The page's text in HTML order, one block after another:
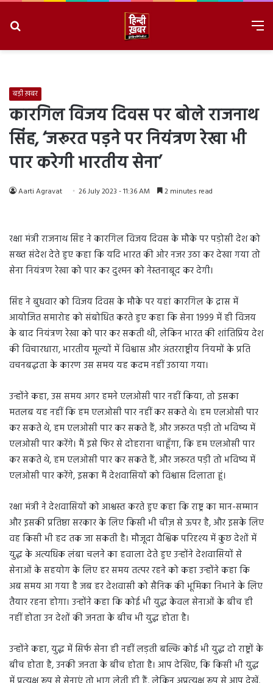
बड़ी ख़बर
कारगिल विजय दिवस पर बोले राजनाथ
सिंह, ‘जरूरत पड़ने पर नियंत्रण रेखा भी
पार करेगी भारतीय सेना’
Aarti Agravat 26 July 2023 - 11:36 AM 2 minutes read
रक्षा मंत्री राजनाथ सिंह ने कारगिल विजय दिवस के मौके पर पड़ोसी देश को
सख्त संदेश देते हुए कहा कि यदि भारत की ओर नजर उठा कर देखा गया तो
सेना नियंत्रण रेखा को पार कर दुश्मन को नेस्तनाबूद कर देगी।
सिंह ने बुधवार को विजय दिवस के मौके पर यहां कारगिल के द्रास में
आयोजित समारोह को संबोधित करते हुए कहा कि सेना 1999 में ही विजय
के बाद नियंत्रण रेखा को पार कर सकती थी, लेकिन भारत की शांतिप्रिय देश
की विचारधारा, भारतीय मूल्यों में विश्वास और अंतरराष्ट्रीय नियमों के प्रति
वचनबद्धता के कारण उस समय यह कदम नहीं उठाया गया।
उन्होंने कहा, उस समय अगर हमने एलओसी पार नहीं किया, तो इसका
मतलब यह नहीं कि हम एलओसी पार नहीं कर सकते थे। हम एलओसी पार
कर सकते थे, हम एलओसी पार कर सकते हैं, और जरूरत पड़ी तो भविष्य में
एलओसी पार करेंगे। मैं इसे फिर से दोहराना चाहूँगा, कि हम एलओसी पार
कर सकते थे, हम एलओसी पार कर सकते हैं, और जरूरत पड़ी तो भविष्य में
एलओसी पार करेंगे, इसका मैं देशवासियों को विश्वास दिलाता हूं।
रक्षा मंत्री ने देशवासियों को आश्वस्त करते हुए कहा कि राष्ट्र का मान-सम्मान
और इसकी प्रतिष्ठा सरकार के लिए किसी भी चीज़ से ऊपर है, और इसके लिए
वह किसी भी हद तक जा सकती है। मौजूदा वैश्विक परिदृश्य में कुछ देशों में
युद्ध के अत्यधिक लंबा चलने का हवाला देते हुए उन्होंने देशवासियों से
सेनाओं के सहयोग के लिए हर समय तत्पर रहने को कहा उन्होंने कहा कि
अब समय आ गया है जब हर देशवासी को सैनिक की भूमिका निभाने के लिए
तैयार रहना होगा। उन्होंने कहा कि कोई भी युद्ध केवल सेनाओं के बीच ही
नहीं होता उन देशों की जनता के बीच भी युद्ध होता है।
उन्होंने कहा, युद्ध में सिर्फ सेना ही नहीं लड़ती बल्कि कोई भी युद्ध दो राष्ट्रों के
बीच होता है, उनकी जनता के बीच होता है। आप देखिए, कि किसी भी युद्ध